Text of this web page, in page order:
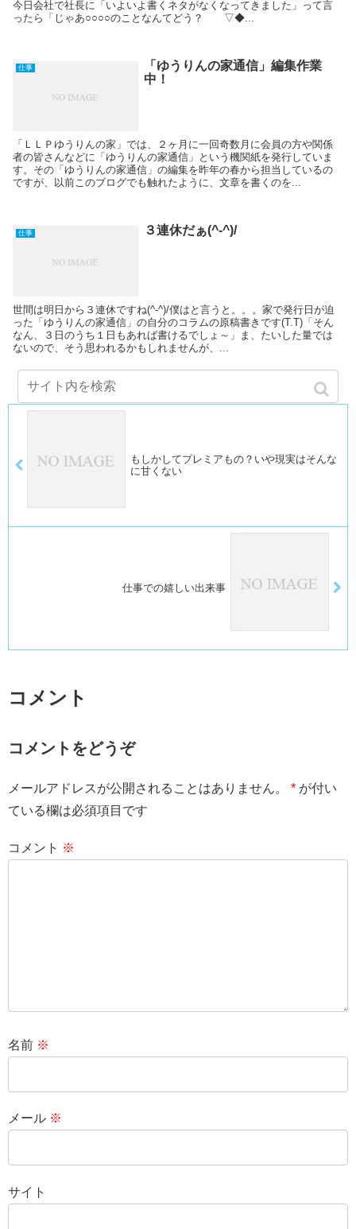
今日会社で社長に「いよいよ書くネタがなくなってきました」って言
ったら「じゃあ○○○○のことなんてどう？ ▽◆...
仕事
「ゆうりんの家通信」編集作業
中！
「ＬＬＰゆうりんの家」では、２ヶ月に一回奇数月に会員の方や関係
者の皆さんなどに「ゆうりんの家通信」という機関紙を発行していま
す。その「ゆうりんの家通信」の編集を昨年の春から担当しているの
ですが、以前このブログでも触れたように、文章を書くのを...
仕事 ３連休だぁ(^-^)/
世間は明日から３連休ですね(^-^)/僕はと言うと。。。家で発行日が迫
った「ゆうりんの家通信」の自分のコラムの原稿書きです(T.T)「そん
なん、３日のうち１日もあれば書けるでしょ～」ま、たいした量では
ないので、そう思われるかもしれませんが、...
もしかしてプレミアもの？いや現実はそんな
に甘くない
仕事での嬉しい出来事
コメント
コメントをどうぞ
メールアドレスが公開されることはありません。 * が付い
ている欄は必須項目です
コメント ※
名前 ※
メール ※
サイト